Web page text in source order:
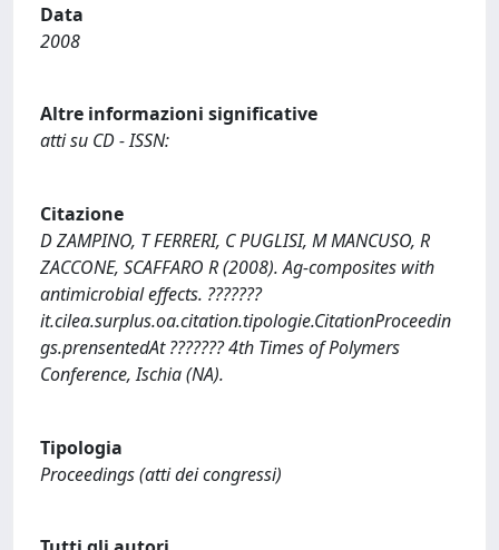
Data
2008
Altre informazioni significative
atti su CD - ISSN:
Citazione
D ZAMPINO, T FERRERI, C PUGLISI, M MANCUSO, R
ZACCONE, SCAFFARO R (2008). Ag-composites with
antimicrobial effects. ???????
it.cilea.surplus.oa.citation.tipologie.CitationProceedin
gs.prensentedAt ??????? 4th Times of Polymers
Conference, Ischia (NA).
Tipologia
Proceedings (atti dei congressi)